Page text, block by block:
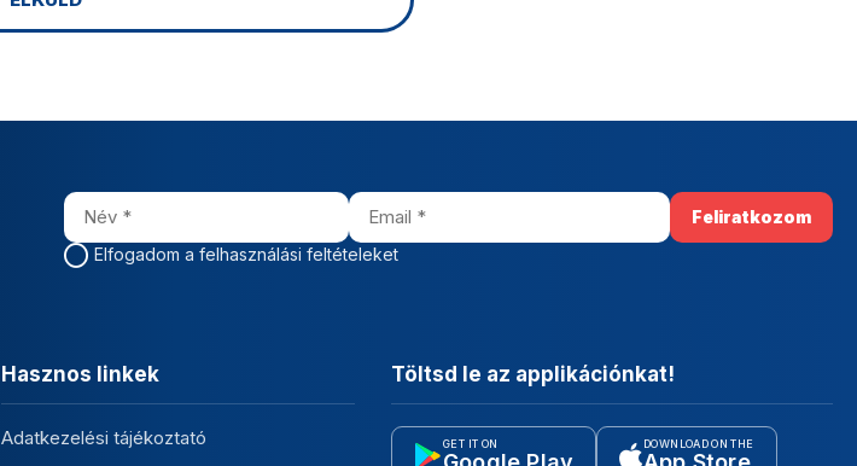
Elfogadom a felhasználási feltételeket
Hasznos linkek
Adatkezelési tájékoztató
Töltsd le az applikációnkat!
GET IT ON DOWNLOAD ON THE